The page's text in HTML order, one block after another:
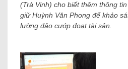
(Trà Vinh) cho biết thêm thông
giữ Huỳnh Văn Phong để khảo
lường đảo cướp đoạt tài sản.